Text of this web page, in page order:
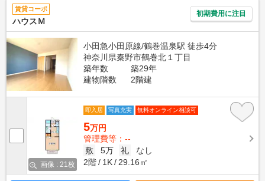
賃貸コーポ
ハウスＭ
初期費用に注目
小田急小田原線/鶴巻温泉駅 徒歩4分
神奈川県秦野市鶴巻北１丁目
築年数
築29年
建物階数
2階建
画像 : 21枚
即入居 写真充実 無料オンライン相談可
5万円
管理費等：--
敷
5万 礼
なし
2階
1K 29.16㎡